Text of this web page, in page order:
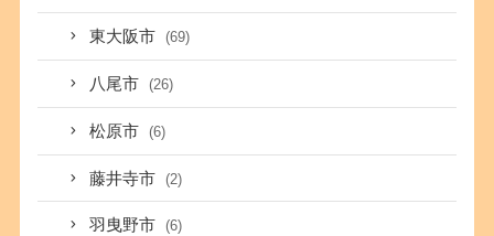
東大阪市 (69)
八尾市 (26)
松原市 (6)
藤井寺市 (2)
羽曳野市 (6)